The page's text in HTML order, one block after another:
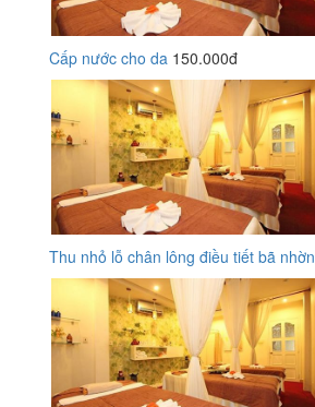
Cấp nước cho da 150.000đ
Thu nhỏ lỗ chân lông điều tiết bã nhờn